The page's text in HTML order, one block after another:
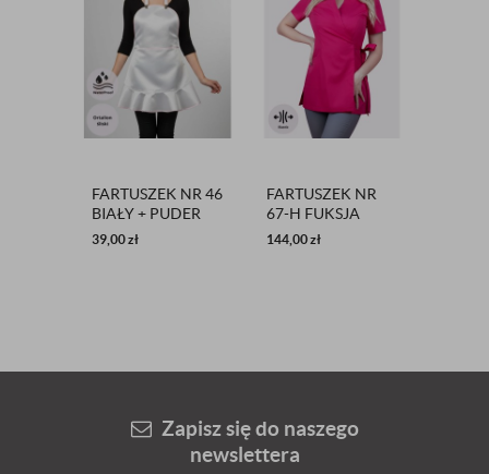
FARTUSZEK NR 46
BIAŁY + PUDER
39,00zł
FARTUSZEK NR
67-H FUKSJA
144,00zł
Zapisz się do naszego
newslettera